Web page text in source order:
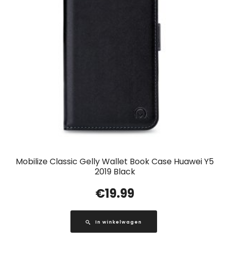
Mobilize Classic Gelly Wallet Book Case Huawei Y5
2019 Black
€19.99
In winkelwagen